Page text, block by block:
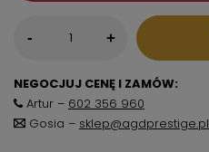
- +
NEGOCJUJ CENĘ I ZAMÓW:
Artur – 602 356 960
Gosia – sklep@agdprestige.pl